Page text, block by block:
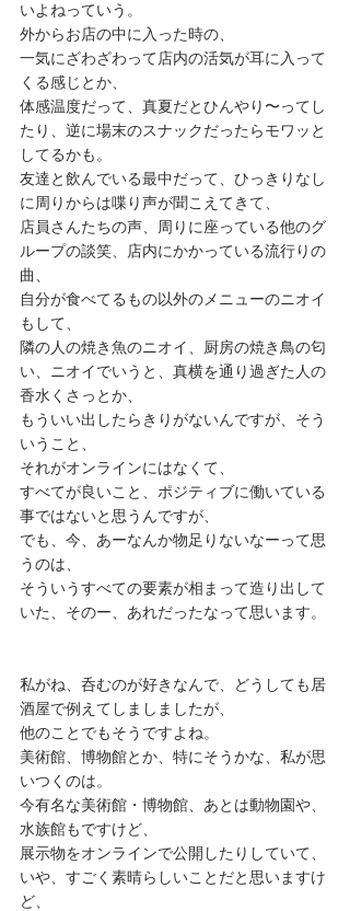
いよねっていう。
外からお店の中に入った時の、
一気にざわざわって店内の活気が耳に入って
くる感じとか、
体感温度だって、真夏だとひんやり〜ってし
たり、逆に場末のスナックだったらモワッと
してるかも。
友達と飲んでいる最中だって、ひっきりなし
に周りからは喋り声が聞こえてきて、
店員さんたちの声、周りに座っている他のグ
ループの談笑、店内にかかっている流行りの
曲、
自分が食べてるもの以外のメニューのニオイ
もして、
隣の人の焼き魚のニオイ、厨房の焼き鳥の匂
い、ニオイでいうと、真横を通り過ぎた人の
香水くさっとか、
もういい出したらきりがないんですが、そう
いうこと、
それがオンラインにはなくて、
すべてが良いこと、ポジティブに働いている
事ではないと思うんですが、
でも、今、あーなんか物足りないなーって思
うのは、
そういうすべての要素が相まって造り出して
いた、そのー、あれだったなって思います。
私がね、呑むのが好きなんで、どうしても居
酒屋で例えてしましましたが、
他のことでもそうですよね。
美術館、博物館とか、特にそうかな、私が思
いつくのは。
今有名な美術館・博物館、あとは動物園や、
水族館もですけど、
展示物をオンラインで公開したりしていて、
いや、すごく素晴らしいことだと思いますけ
ど、